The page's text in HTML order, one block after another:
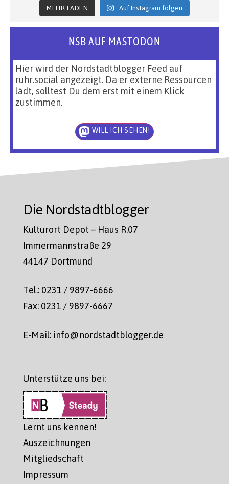
MEHR LADEN Auf Instagram folgen
NSB AUF MASTODON
Hier wird der Nordstadtblogger Feed auf
ruhr.social angezeigt. Da er externe Ressourcen
lädt, solltest Du dem erst mit einem Klick
zustimmen.
WILL ICH SEHEN!
Die Nordstadtblogger
Kulturort Depot – Haus R.07
Immermannstraße 29
44147 Dortmund
Tel.: 0231 / 9897-6666
Fax: 0231 / 9897-6667
E-Mail: info@nordstadtblogger.de
Unterstütze uns bei:
Lernt uns kennen!
Auszeichnungen
Mitgliedschaft
Impressum